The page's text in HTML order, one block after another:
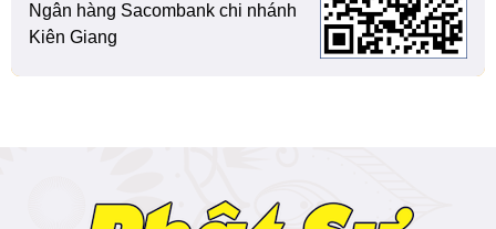
Ngân hàng Sacombank chi nhánh
Kiên Giang